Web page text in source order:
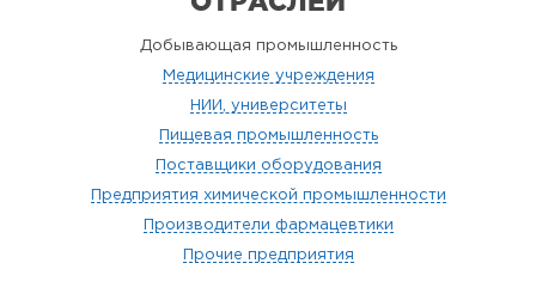
Добывающая промышленность
Медицинские учреждения
НИИ, университеты
Пищевая промышленность
Поставщики оборудования
Предприятия химической промышленности
Производители фармацевтики
Прочие предприятия